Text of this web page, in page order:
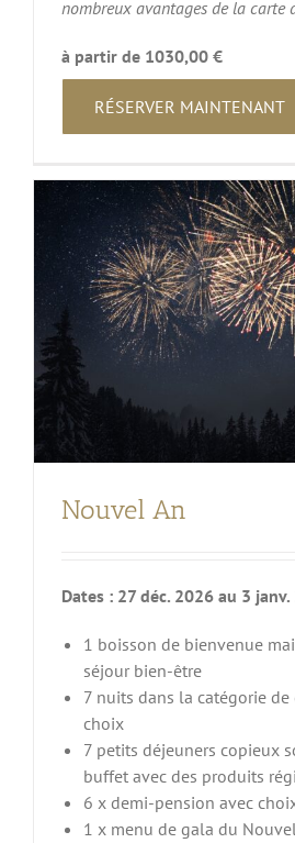
nombreux avantages de la carte
à partir de 1030,00 €
RÉSERVER MAINTENANT
Nouvel An
Dates : 27 déc. 2026 au 3
1 boisson de bienvenue
séjour bien-être
7 nuits dans la catégorie
choix
7 petits déjeuners copieux
buffet avec des produits
6 x demi-pension avec
1 x menu de gala du